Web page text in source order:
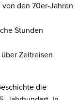
von den 70er-Jahren
Stunden
Zeitreisen
die